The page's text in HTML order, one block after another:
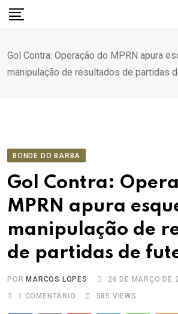
para
conteúdo
Gol Contra: Operação do MPRN apura
manipulação de resultados de partidas
BONDE DO BARBA
Gol Contra:
MPRN apura
manipulação de
de partidas de
POR MARCOS LOPES
26 DE MARÇO DE
1
COMENTÁRIO 585 VIEWS